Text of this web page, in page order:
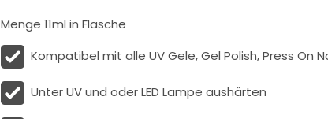
Menge 11ml in Flasche
Kompatibel mit alle UV Gele, Gel Polish, Press On
Unter UV und oder LED Lampe aushärten